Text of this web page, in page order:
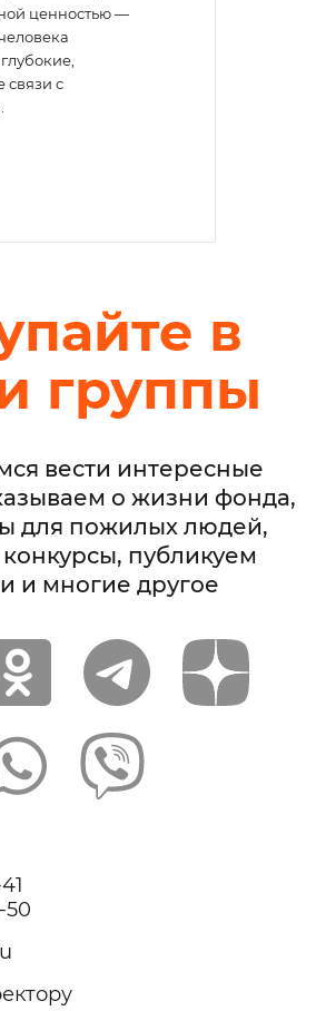
ценностью —
связи с
в
группы
вести интересные
о жизни фонда,
для пожилых людей,
публикуем
и многие другое
50